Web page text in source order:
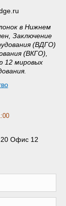
в Нижнем
Заключение
(ВДГО)
(ВКГО),
12 мировых
Офис 12